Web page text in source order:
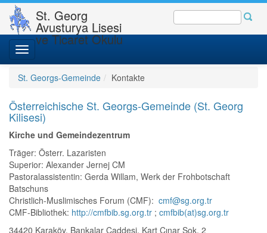
St. Georg
Avusturya Lisesi
ve Ticaret Okulu
Toggle
navigation
St. Georgs-Gemeinde
Kontakte
Österreichische St. Georgs-Gemeinde (St. Georg
Kilisesi)
Kirche und Gemeindezentrum
Träger: Österr. Lazaristen
Superior: Alexander Jernej CM
Pastoralassistentin: Gerda Willam, Werk der Frohbotschaft
Batschuns
Christlich-Muslimisches Forum (CMF): cmf@sg.org.tr
CMF-Bibliothek: http://cmfbib.sg.org.tr ; cmfbib(at)sg.org.tr
34420 Karaköy, Bankalar Caddesi, Kart Çınar Sok. 2